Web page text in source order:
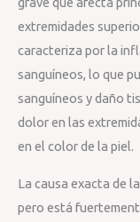
extremidades
caracteriza por la
sanguíneos, lo que
sanguíneos y daño
dolor en las
en el color de la piel.
La causa exacta de
pero está